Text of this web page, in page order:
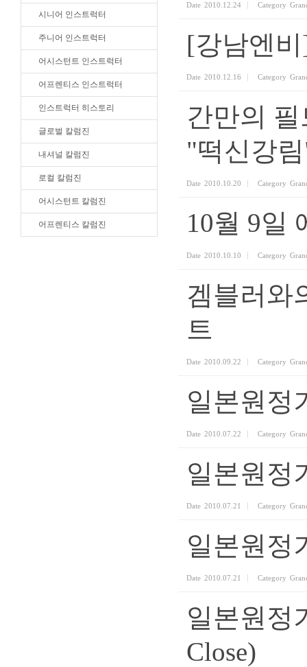
시니어 인스트럭터
주니어 인스트럭터
어시스턴트 인스트럭터
어프렌티스 인스트럭터
인스트럭터 히스토리
글로벌 칼럼진
내셔널 칼럼진
로컬 칼럼진
어시스턴트 칼럼진
어프렌티스 칼럼진
Date 2010.12.24 Category
[강남엔
Date 2010.12.16 Category
간만의
"떡신강
Date 2010.10.20 Category
10월 9일
Date 2010.10.10 Category
겜블러와
트
Date 2010.09.22 Category
일본원정
Date 2010.07.22 Category
일본원정
Date 2010.07.21 Category
일본원정
Date 2010.07.21 Category
일본원정
Close)